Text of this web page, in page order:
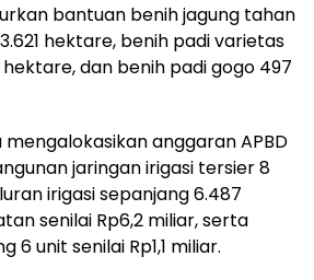
bantuan benih jagung tahan
hektare, benih padi varietas
hektare, dan benih padi gogo 497
anggaran APBD
jaringan irigasi tersier 8
irigasi sepanjang 6.487
senilai Rp6,2 miliar, serta
6 unit senilai Rp1,1 miliar.